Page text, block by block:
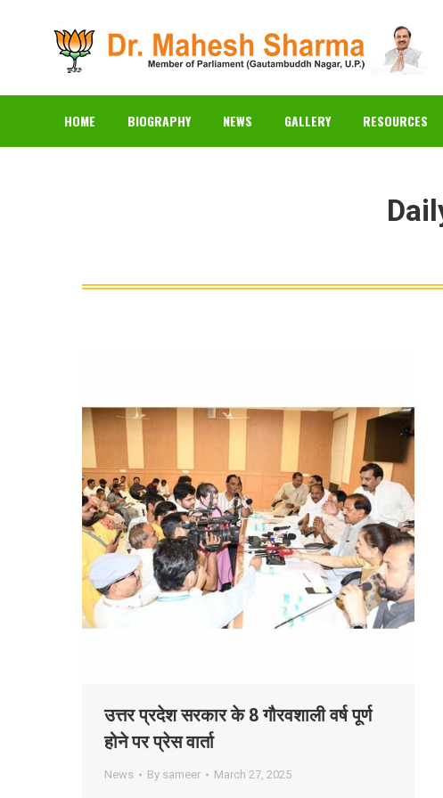
HOME BIOGRAPHY NEWS GALLERY RESOURCES
उत्तर प्रदेश सरकार के 8 गौरवशाली वर्ष पूर्ण
होने पर प्रेस वार्ता
News By sameer March 27, 2025
NEWS